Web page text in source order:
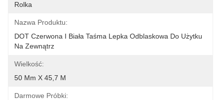
Rolka
Nazwa Produktu:
DOT Czerwona I Biała Taśma Lepka Odblaskowa Do Użytku
Na Zewnątrz
Wielkość:
50 Mm X 45,7 M
Darmowe Próbki: